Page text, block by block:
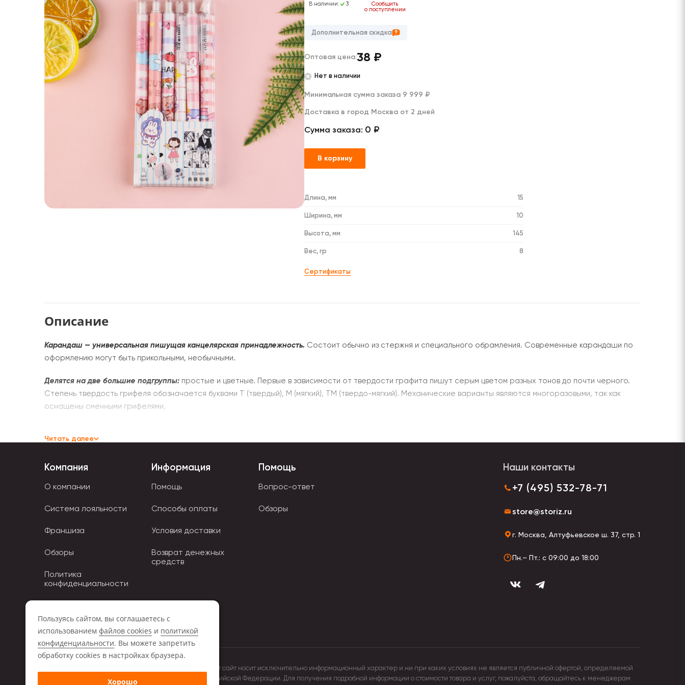
Дакимакуры
Декоративные подушки
Мягкие игрушки
В наличии: 3
Сообщить
о поступлении
Дополнительная скидка
Оптовая цена:38 ₽
Нет в наличии
Минимальная сумма заказа 9 999 ₽
Доставка в город Москва от 2 дней
Сумма заказа: 0 ₽
В корзину
Длина, мм 15
Ширина, мм 10
Высота, мм 145
Вес, гр 8
Сертификаты
Описание
Карандаш — универсальная пишущая канцелярская принадлежность. Состоит обычно из стержня и специального обрамления. Современные карандаши по
оформлению могут быть прикольными, необычными.
Делятся на две большие подгруппы: простые и цветные. Первые в зависимости от твердости графита пишут серым цветом разных тонов до почти черного.
Степень твердость грифеля обозначается буквами Т (твердый), М (мягкий), ТМ (твердо-мягкий). Механические варианты являются многоразовыми, так как
оснащены сменными грифелями.
-Сухие акварельные помогают отобразить выразительную четкость рисунка.
Читать далее
Компания
О компании
Система лояльности
Франшиза
Обзоры
Политика
конфиденциальности
Информация
Помощь
Способы оплаты
Условия доставки
Возврат денежных
средств
Помощь
Вопрос-ответ
Обзоры
Наши контакты
+7 (495) 532-78-71
store@storiz.ru
г. Москва, Алтуфьевское ш. 37, стр. 1
Пн.– Пт.: с 09:00 до 18:00
Обращаем ваше внимание на то, что данный интернет сайт носит исключительно информационный характер и ни при каких условиях не является публичной офертой, определяемой
положениями Статьи 437 (2) Гражданского кодекса Российской Федерации. Для получения подробной информации о стоимости товара и услуг, пожалуйста, обращайтесь к менеджерам
Пользуясь сайтом, вы соглашаетесь с
использованием файлов cookies и политикой
конфиденциальности. Вы можете запретить
обработку сookies в настройках браузера.
Хорошо